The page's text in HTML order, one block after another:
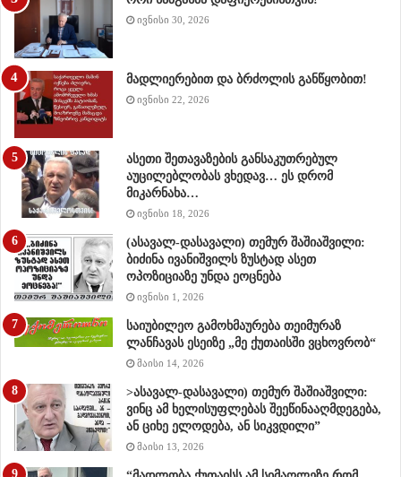
როგორც იტყვიან,ფიქრი ამოძრავებული მომავალია…
ვიმოქმედოთ ხვალინდელი დღის საზომით!
Rate this post
ივნისი 30, 2026
მადლიერებით და ბრძოლის განწყობით!
ივნისი 22, 2026
ასეთი შეთავაზების განსაკუთრებულ
აუცილებლობას ვხედავ… ეს დრომ
მიკარნახა…
ივნისი 18, 2026
(ასავალ-დასავალი) თემურ შაშიაშვილი:
ბიძინა ივანიშვილს ზუსტად ასეთ
ოპოზიციაზე უნდა ეოცნება
ივნისი 1, 2026
საიუბილეო გამოხმაურება თეიმურაზ
ლანჩავას ესეიზე „მე ქუთაისში ვცხოვრობ“
მაისი 14, 2026
>ასავალ-დასავალი) თემურ შაშიაშვილი:
ვინც ამ ხელისუფლებას შეეწინააღმდეგება,
ან ციხე ელოდება, ან სიკვდილი”
მაისი 13, 2026